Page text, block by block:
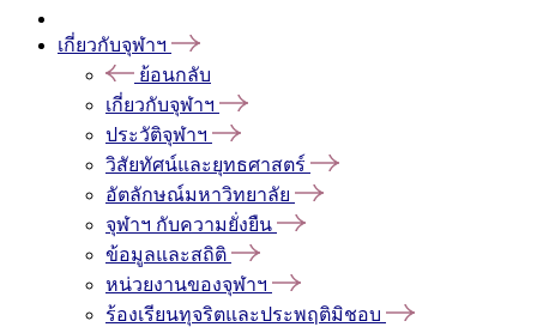
เกี่ยวกับจุฬาฯ
ย้อนกลับ
เกี่ยวกับจุฬาฯ
ประวัติจุฬาฯ
วิสัยทัศน์และยุทธศาสตร์
อัตลักษณ์มหาวิทยาลัย
จุฬาฯ กับความยั่งยืน
ข้อมูลและสถิติ
หน่วยงานของจุฬาฯ
ร้องเรียนทุจริตและประพฤติมิชอบ